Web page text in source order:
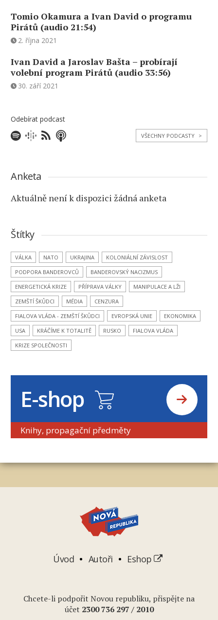
Tomio Okamura a Ivan David o programu
Pirátů (audio 21:54)
2. října 2021
Ivan David a Jaroslav Bašta – probírají
volební program Pirátů (audio 33:56)
30. září 2021
Odebírat podcast
VŠECHNY PODCASTY >
Anketa
Aktuálně není k dispozici žádná anketa
Štítky
VÁLKA NATO UKRAJINA
KOLONIÁLNÍ ZÁVISLOST
PODPORA BANDEROVCŮ
BANDEROVSKÝ NACIZMUS
ENERGETICKÁ KRIZE
PŘÍPRAVA VÁLKY
MANIPULACE A LŽI
ZEMŠTÍ ŠKŮDCI
MÉDIA
CENZURA
FIALOVA VLÁDA - ZEMŠTÍ ŠKŮDCI
EVROPSKÁ UNIE
EKONOMIKA
USA
KRÁČÍME K TOTALITĚ RUSKO
FIALOVA VLÁDA
KRIZE SPOLEČNOSTI
E-shop
Knihy, propagační předměty
Úvod Autoři Eshop
Chcete-li podpořit Novou republiku, přispějte na
účet 2300 736 297 / 2010